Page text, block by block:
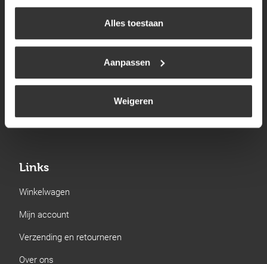
uw keuze op onze website verwijzen wij u naar ons
Alles toestaan
Aanpassen
Weigeren
Navigatie
Kamperen
Links
Winkelwagen
Mijn account
Verzending en retourneren
Over ons